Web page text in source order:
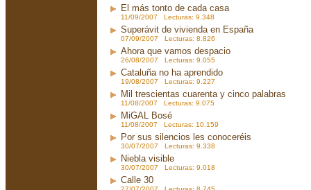
El más tonto de cada casa
11/09/2007 Lecturas: 9.348
Superávit de vivienda en España
07/09/2007 Lecturas: 8.826
Ahora que vamos despacio
26/08/2007 Lecturas: 9.055
Cataluña no ha aprendido
19/08/2007 Lecturas: 9.227
Mil trescientas cuarenta y cinco palabras
11/08/2007 Lecturas: 9.075
MiGAL Bosé
11/08/2007 Lecturas: 10.159
Por sus silencios les conoceréis
30/07/2007 Lecturas: 9.338
Niebla visible
30/07/2007 Lecturas: 9.018
Calle 30